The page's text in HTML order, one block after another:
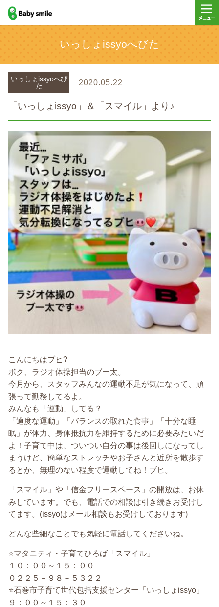
baby smile
いっしょissyoへびた
いっしょissyoへび
た
2020.05.22
「いっしょissyo」＆「スマイル」より♪
こんにちはブヒ?
ボク、ラジオ体操担当のブー太。
今月から、スタッフみんなの運動不足が気になって、頑
張って勤務してるよ。
みんなも「運動」してる？
「適度な運動」「バランスの取れた食事」「十分な睡
眠」が体力、身体抵抗力を維持するために必要みたいだ
よ！子育て中は、ついつい自分の事は後回しになってし
まうけど、簡単なストレッチやお子さんと近所を散歩す
るとか、無理のない程度で運動してね！ブヒ。
「スマイル」や「信金フリースペース」の開放は、お休
みしています。でも、電話での相談は引き続きお受けし
てます。(issyoはメール相談もお受けしております)
どんな些細なことでも気軽に電話してくださいね。
⭐マタニティ・子育てひろば「スマイル」
１０：００～１５：００
０２２５－９８－５３２２
⭐石巻市子育て世代包括支援センター「いっしょissyo」
９：００～１５：３０